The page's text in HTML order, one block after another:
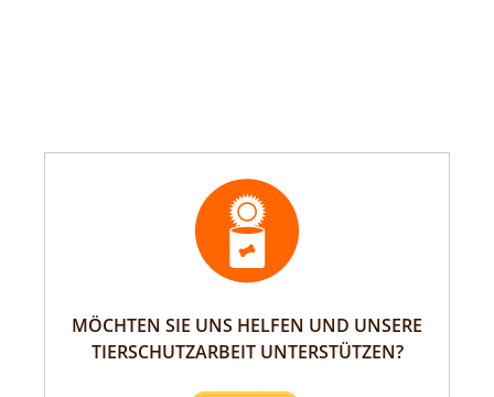
MÖCHTEN SIE UNS HELFEN UND UNSERE
TIERSCHUTZARBEIT UNTERSTÜTZEN?